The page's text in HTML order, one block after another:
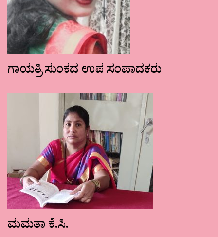
ಗಾಯತ್ರಿ ಸುಂಕದ ಉಪ ಸಂಪಾದಕರು
ಮಮತಾ ಕೆ.ಸಿ.